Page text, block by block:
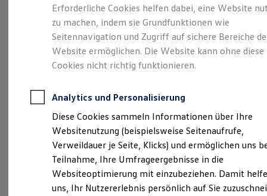
Leasing
Leasing-Angebote
Gebrauchtwagen Leasing
Junge Gebrauchtwagen-Leasing
Elektroauto Leasing
Kleinwagen-Leasing
Leasing ohne Anzahlung
Autokredit mit Schlussrate
Versicherungen und Garantien
Kfz-Versicherung
Restschuldversicherungen
Garantien
Wartungsverträge
Geschäftskunden
Professional Class bei Volkswagen
Großkunden
Behörden
Abenteuer Leben. Der
Tiguan.
Erforderliche Cookies helfen dabei, eine Website
zu machen, indem sie Grundfunktionen wie
Seitennavigation und Zugriff auf sichere Bereiche
Website ermöglichen. Die Website kann ohne diese
Cookies nicht richtig funktionieren.
Analytics und Personalisierung
Diese Cookies sammeln Informationen über Ihre
Websitenutzung (beispielsweise Seitenaufrufe,
Verweildauer je Seite, Klicks) und ermöglichen uns
Teilnahme, Ihre Umfrageergebnisse in die
Websiteoptimierung mit einzubeziehen. Damit
uns, Ihr Nutzererlebnis persönlich auf Sie